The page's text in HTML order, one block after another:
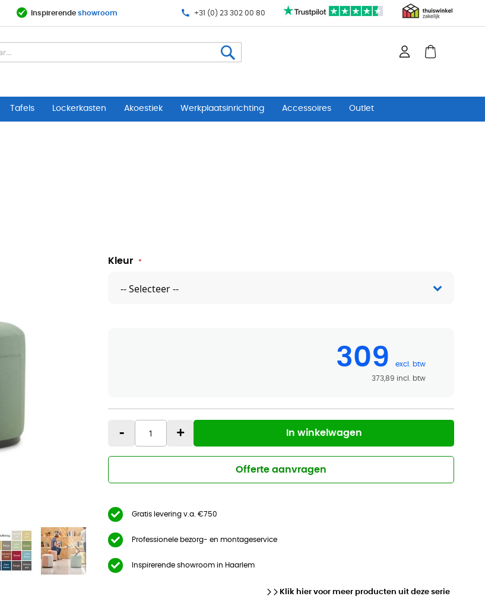
Inspirerende showroom +31 (0) 23 302 00 80
Tafels Lockerkasten Akoestiek Werkplaatsinrichting Accessoires Outlet
Kleur
309
373,89
- + In winkelwagen
Offerte aanvragen
Gratis levering v.a. €750
Professionele bezorg- en montageservice
Inspirerende showroom in Haarlem
Klik hier voor meer producten uit deze serie